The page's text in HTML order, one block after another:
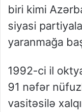
biri kimi
siyasi
yaranmağa
1992-ci il
91 nəfər
vasitəsilə